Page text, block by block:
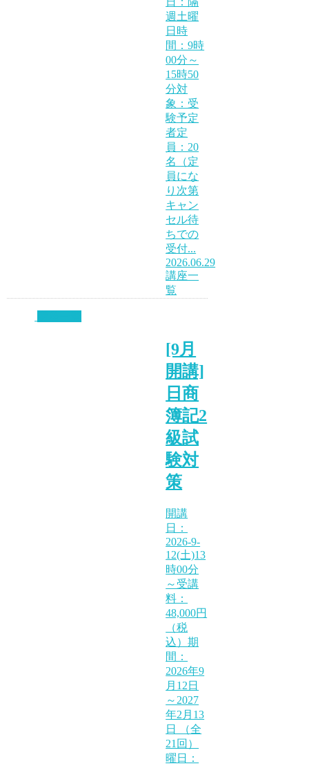
週土曜
日時
間：9時
00分～
15時50
分対
象：受
験予定
者定
員：20
名（定
員にな
り次第
キャン
セル待
ちでの
受付...
2026.06.29
講座一
覧
[9月
開講]
日商
簿記2
級試
験対
策
開講
日：
2026-9-
12(土)13
時00分
～受講
料：
48,000円
（税
込）期
間：
2026年9
月12日
～2027
年2月13
日 （全
21回）
曜日：